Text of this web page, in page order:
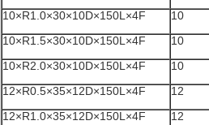
10×R1.0×30×10D×150L×4F
10
10×R1.5×30×10D×150L×4F
10
10×R2.0×30×10D×150L×4F
10
12×R0.5×35×12D×150L×4F
12
12×R1.0×35×12D×150L×4F
12